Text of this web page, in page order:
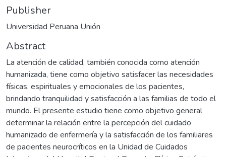
Publisher
Universidad Peruana Unión
Abstract
La atención de calidad, también conocida como atención
humanizada, tiene como objetivo satisfacer las necesidades
físicas, espirituales y emocionales de los pacientes,
brindando tranquilidad y satisfacción a las familias de todo el
mundo. El presente estudio tiene como objetivo general
determinar la relación entre la percepción del cuidado
humanizado de enfermería y la satisfacción de los familiares
de pacientes neurocríticos en la Unidad de Cuidados